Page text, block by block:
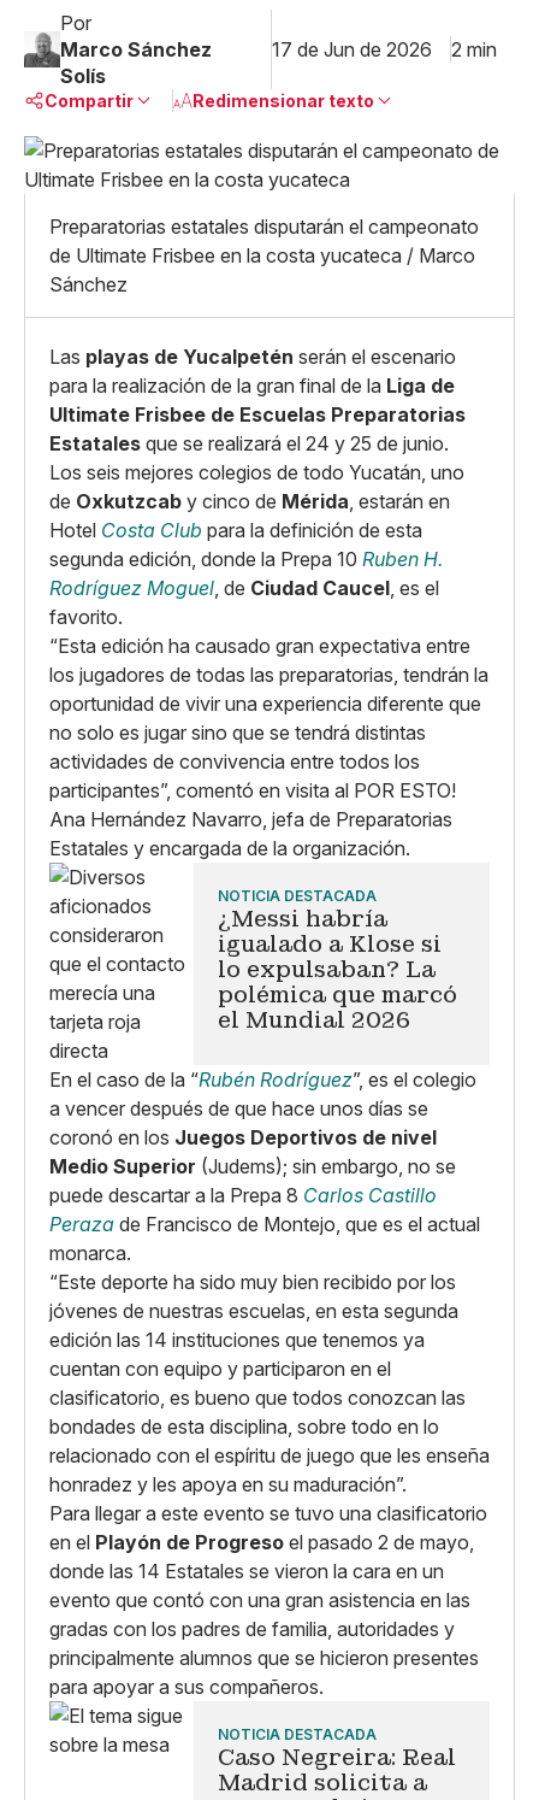
Por
Marco Sánchez
Solís
17 de Jun de 2026 2 min
Compartir
Linkedin
X
Whatsapp
Copiar enlace
Redimensionar texto
Pequeño
Mediano
Grande
Preparatorias estatales disputarán el campeonato
de Ultimate Frisbee en la costa yucateca / Marco
Sánchez
Las playas de Yucalpetén serán el escenario
para la realización de la gran final de la Liga de
Ultimate Frisbee de Escuelas Preparatorias
Estatales que se realizará el 24 y 25 de junio.
Los seis mejores colegios de todo Yucatán, uno
de Oxkutzcab y cinco de Mérida, estarán en
Hotel Costa Club para la definición de esta
segunda edición, donde la Prepa 10 Ruben H.
Rodríguez Moguel, de Ciudad Caucel, es el
favorito.
“Esta edición ha causado gran expectativa entre
los jugadores de todas las preparatorias, tendrán la
oportunidad de vivir una experiencia diferente que
no solo es jugar sino que se tendrá distintas
actividades de convivencia entre todos los
participantes”, comentó en visita al POR ESTO!
Ana Hernández Navarro, jefa de Preparatorias
Estatales y encargada de la organización.
NOTICIA DESTACADA
¿Messi habría
igualado a Klose si
lo expulsaban? La
polémica que marcó
el Mundial 2026
En el caso de la “Rubén Rodríguez”, es el colegio
a vencer después de que hace unos días se
coronó en los Juegos Deportivos de nivel
Medio Superior (Judems); sin embargo, no se
puede descartar a la Prepa 8 Carlos Castillo
Peraza de Francisco de Montejo, que es el actual
monarca.
“Este deporte ha sido muy bien recibido por los
jóvenes de nuestras escuelas, en esta segunda
edición las 14 instituciones que tenemos ya
cuentan con equipo y participaron en el
clasificatorio, es bueno que todos conozcan las
bondades de esta disciplina, sobre todo en lo
relacionado con el espíritu de juego que les enseña
honradez y les apoya en su maduración”.
Para llegar a este evento se tuvo una clasificatorio
en el Playón de Progreso el pasado 2 de mayo,
donde las 14 Estatales se vieron la cara en un
evento que contó con una gran asistencia en las
gradas con los padres de familia, autoridades y
principalmente alumnos que se hicieron presentes
para apoyar a sus compañeros.
NOTICIA DESTACADA
Caso Negreira: Real
Madrid solicita a